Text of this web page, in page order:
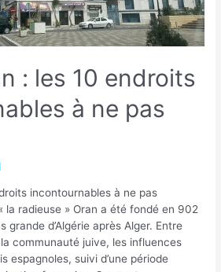
: les 10 endroits
à ne pas
incontournables à ne pas
la radieuse » Oran a été fondé en 902
grande d’Algérie après Alger. Entre
communauté juive, les influences
espagnoles, suivi d’une période